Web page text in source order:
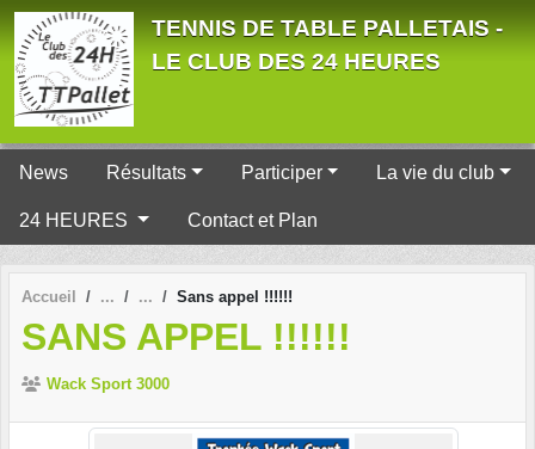
TENNIS DE TABLE PALLETAIS -
LE CLUB DES 24 HEURES
News Résultats Participer La vie du club
24 HEURES Contact et Plan
Accueil Sans appel !!!!!!
SANS APPEL !!!!!!
Wack Sport 3000
Panneau de gestion des cookies